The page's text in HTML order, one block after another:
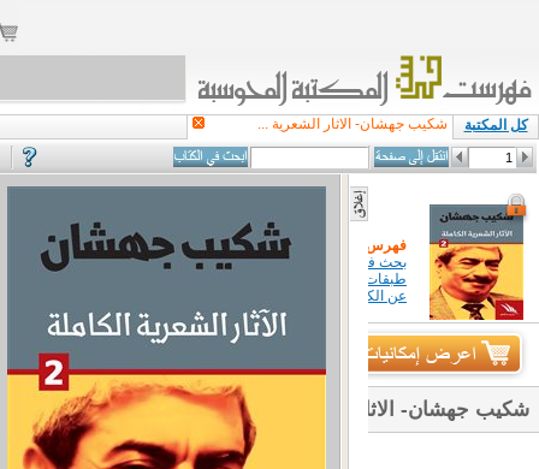
كل المكتبة شكيب جهشان- الاثار الشعرية ...
فهرس الكتاب
بحث في كتاب
طبقات معلومات
عن الكتاب
دار راية للنشر
شكيب جهشان- الاثار الشعرية الكاملة (2)